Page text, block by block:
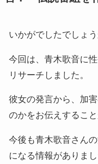
いかがでしたでしょう
今回は、青木歌音に
リサーチしました。
彼女の発言から、加
のかをお伝えすること
今後も青木歌音さん
になる情報がありま